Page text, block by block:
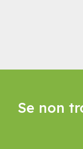
Se non